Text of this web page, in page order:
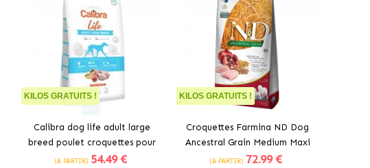
KILOS GRATUITS !
Calibra dog life adult large
breed poulet croquettes pour
chien
(À PARTIR) 54.49 €
KILOS GRATUITS !
Croquettes Farmina ND Dog
Ancestral Grain Medium Maxi
pour chiens au poulet
(À PARTIR) 72.99 €